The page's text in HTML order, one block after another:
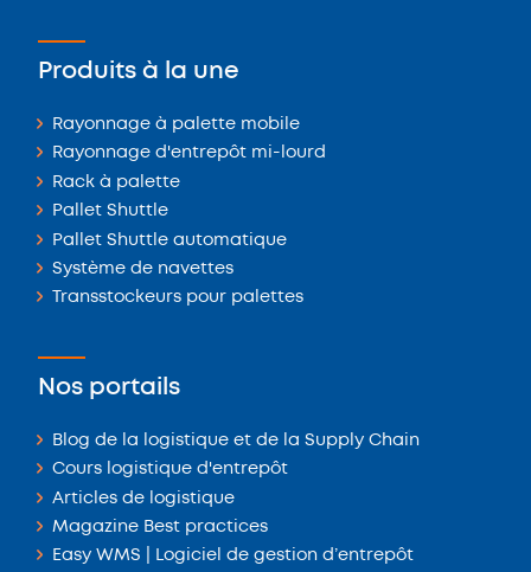
Produits à la une
Rayonnage à palette mobile
Rayonnage d'entrepôt mi-lourd
Rack à palette
Pallet Shuttle
Pallet Shuttle automatique
Système de navettes
Transstockeurs pour palettes
Nos portails
Blog de la logistique et de la Supply Chain
Cours logistique d'entrepôt
Articles de logistique
Magazine Best practices
Easy WMS | Logiciel de gestion d’entrepôt